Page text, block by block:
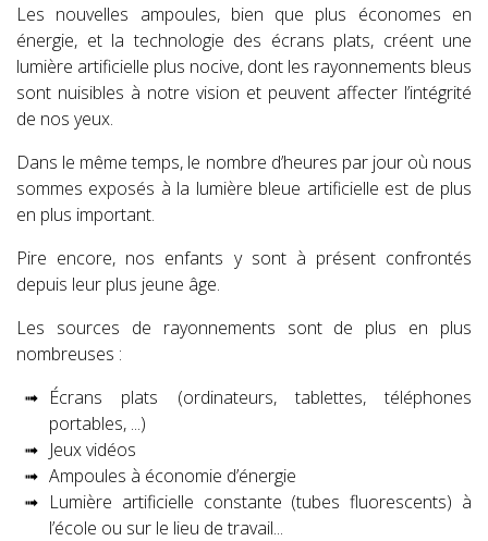
Les nouvelles ampoules, bien que plus économes en
énergie, et la technologie des écrans plats, créent une
lumière artificielle plus nocive, dont les rayonnements bleus
sont nuisibles à notre vision et peuvent affecter l’intégrité
de nos yeux.
Dans le même temps, le nombre d’heures par jour où nous
sommes exposés à la lumière bleue artificielle est de plus
en plus important.
Pire encore, nos enfants y sont à présent confrontés
depuis leur plus jeune âge.
Les sources de rayonnements sont de plus en plus
nombreuses :
Écrans plats (ordinateurs, tablettes, téléphones
portables, ...)
Jeux vidéos
Ampoules à économie d’énergie
Lumière artificielle constante (tubes fluorescents) à
l’école ou sur le lieu de travail...